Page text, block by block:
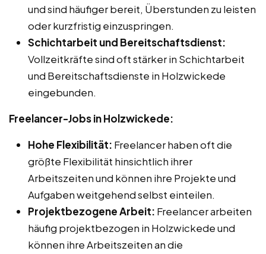
und sind häufiger bereit, Überstunden zu leisten
oder kurzfristig einzuspringen.
Schichtarbeit und Bereitschaftsdienst:
Vollzeitkräfte sind oft stärker in Schichtarbeit
und Bereitschaftsdienste in Holzwickede
eingebunden.
Freelancer-Jobs in Holzwickede:
Hohe Flexibilität: Freelancer haben oft die
größte Flexibilität hinsichtlich ihrer
Arbeitszeiten und können ihre Projekte und
Aufgaben weitgehend selbst einteilen.
Projektbezogene Arbeit: Freelancer arbeiten
häufig projektbezogen in Holzwickede und
können ihre Arbeitszeiten an die